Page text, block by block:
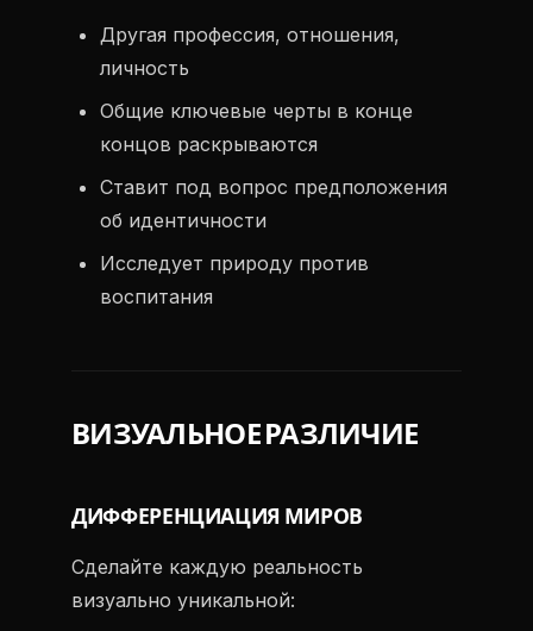
Другая профессия, отношения,
личность
Общие ключевые черты в конце
концов раскрываются
Ставит под вопрос предположения
об идентичности
Исследует природу против
воспитания
ВИЗУАЛЬНОЕ РАЗЛИЧИЕ
ДИФФЕРЕНЦИАЦИЯ МИРОВ
Сделайте каждую реальность
визуально уникальной: